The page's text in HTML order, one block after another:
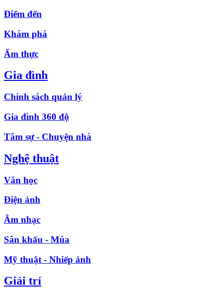
Điểm đến
Khám phá
Ẩm thực
Gia đình
Chính sách quản lý
Gia đình 360 độ
Tâm sự - Chuyện nhà
Nghệ thuật
Văn học
Điện ảnh
Âm nhạc
Sân khấu - Múa
Mỹ thuật - Nhiếp ảnh
Giải trí